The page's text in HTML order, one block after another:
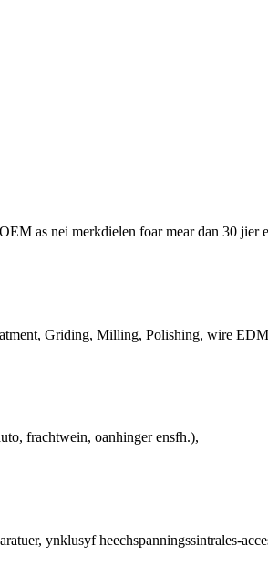
as nei merkdielen foar mear dan 30
Griding, Milling, Polishing, wire
frachtwein, oanhinger ensfh.),
ynklusyf heechspanningssintrales-